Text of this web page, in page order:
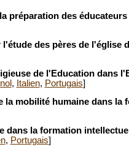
préparation des
l'étude des pères de l'église
de l'Education dans
, Italien, Portugais]
la mobilité humaine dans
dans la formation
, Portugais]